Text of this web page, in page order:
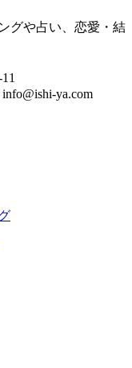
グや占い、恋愛・結
ya.com